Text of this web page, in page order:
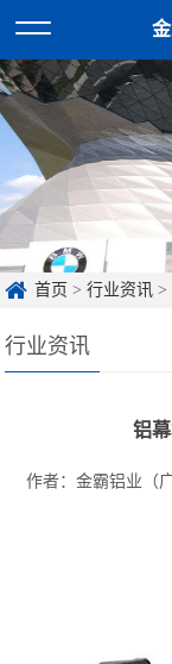
首页 >行业资讯 >
行业资讯
铝
作者：金霸铝业（